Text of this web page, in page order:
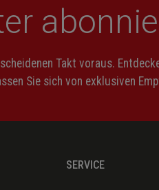
Takt voraus.
Sie sich von exklusiven
SERVICE